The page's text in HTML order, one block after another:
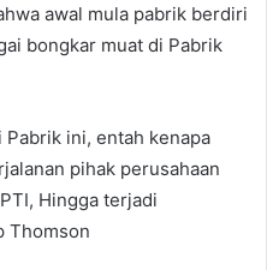
awal mula pabrik berdiri
bongkar muat di Pabrik
Pabrik ini, entah kenapa
pihak perusahaan
Hingga terjadi
Thomson